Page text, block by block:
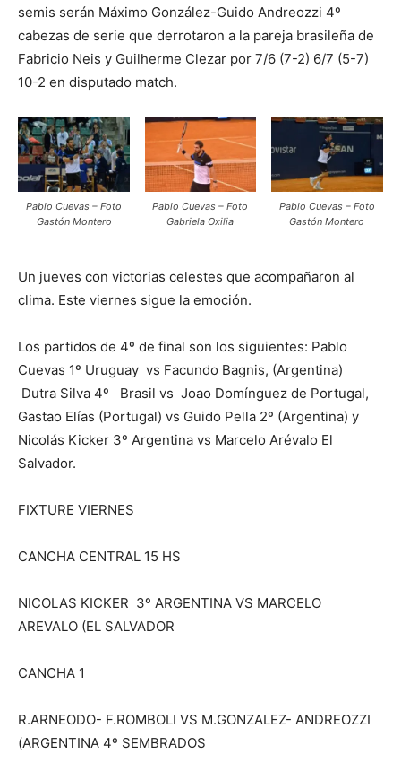
semis serán Máximo González-Guido Andreozzi 4º
cabezas de serie que derrotaron a la pareja brasileña de
Fabricio Neis y Guilherme Clezar por 7/6 (7-2) 6/7 (5-7)
10-2 en disputado match.
Pablo Cuevas – Foto
Gastón Montero
Pablo Cuevas – Foto
Gabriela Oxilia
Pablo Cuevas – Foto
Gastón Montero
Un jueves con victorias celestes que acompañaron al
clima. Este viernes sigue la emoción.
Los partidos de 4º de final son los siguientes: Pablo
Cuevas 1º Uruguay vs Facundo Bagnis, (Argentina)
Dutra Silva 4º Brasil vs Joao Domínguez de Portugal,
Gastao Elías (Portugal) vs Guido Pella 2º (Argentina) y
Nicolás Kicker 3º Argentina vs Marcelo Arévalo El
Salvador.
FIXTURE VIERNES
CANCHA CENTRAL 15 HS
NICOLAS KICKER 3º ARGENTINA VS MARCELO
AREVALO (EL SALVADOR
CANCHA 1
R.ARNEODO- F.ROMBOLI VS M.GONZALEZ- ANDREOZZI
(ARGENTINA 4º SEMBRADOS